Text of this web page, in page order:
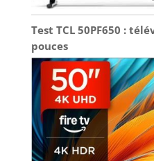
Test TCL 50PF650 :
pouces